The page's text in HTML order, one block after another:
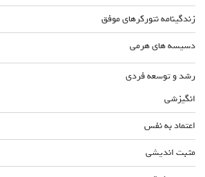
زندگینامه نتورکرهای موفق
دسیسه های هرمی
رشد و توسعه فردی
انگیزشی
اعتماد به نفس
مثبت اندیشی